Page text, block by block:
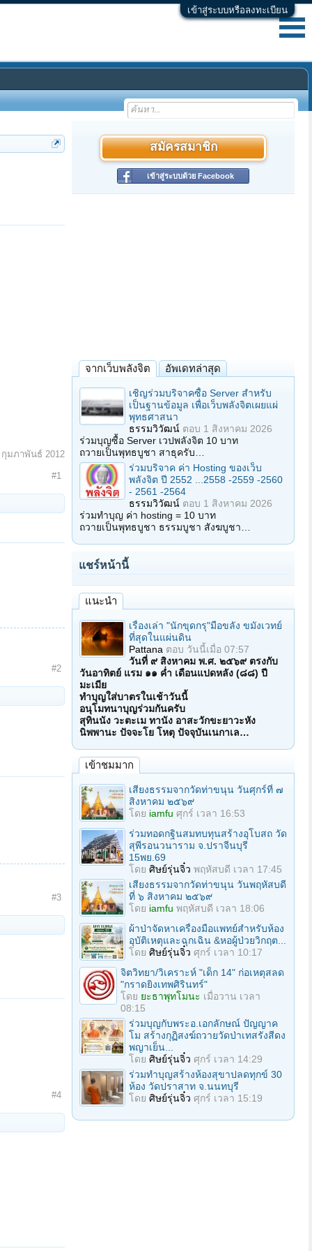
เข้าสู่ระบบหรือลงทะเบียน
กุมภาพันธ์ 2012
#1
#2
#3
#4
สมัครสมาชิก
เข้าสู่ระบบด้วย Facebook
จากเว็บพลังจิต อัพเดทล่าสุด
เชิญร่วมบริจาคซื้อ Server สำหรับ
เป็นฐานข้อมูล เพื่อเว็บพลังจิตเผยแผ่
พุทธศาสนา
ธรรมวิวัฒน์ ตอบ 1 สิงหาคม 2026
ร่วมบุญซื้อ Server เวปพลังจิต 10 บาท
ถวายเป็นพุทธบูชา สาธุครับ…
ร่วมบริจาค ค่า Hosting ของเว็บ
พลังจิต ปี 2552 ...2558 -2559 -2560
- 2561 -2564
ธรรมวิวัฒน์ ตอบ 1 สิงหาคม 2026
ร่วมทำบุญ ค่า hosting = 10 บาท
ถวายเป็นพุทธบูชา ธรรมบูชา สังฆบูชา…
แชร์หน้านี้
แนะนำ
เรื่องเล่า "นักขุดกรุ"มือขลัง ขมังเวทย์
ที่สุดในแผ่นดิน
Pattana ตอบ วันนี้เมื่อ 07:57
วันที่ ๙ สิงหาคม พ.ศ. ๒๕๖๙ ตรงกับ
วันอาทิตย์ แรม ๑๑ ค่ำ เดือนแปดหลัง (๘๘) ปี
มะเมีย
ทำบุญใส่บาตรในเช้าวันนี้
อนุโมทนาบุญร่วมกันครับ
สุทินนัง วะตะเม ทานัง อาสะวักขะยาวะหัง
นิพพานะ ปัจจะโย โหตุ ปัจจุบันเนกาเล…
เข้าชมมาก
เสียงธรรมจากวัดท่าขนุน วันศุกร์ที่ ๗
สิงหาคม ๒๕๖๙
โดย iamfu ศุกร์ เวลา 16:53
ร่วมทอดกฐินสมทบทุนสร้างอุโบสถ วัด
สุพีรอนวนาราม จ.ปราจีนบุรี
15พย.69
โดย ศิษย์รุ่นจิ๋ว พฤหัสบดี เวลา 17:45
เสียงธรรมจากวัดท่าขนุน วันพฤหัสบดี
ที่ ๖ สิงหาคม ๒๕๖๙
โดย iamfu พฤหัสบดี เวลา 18:06
ผ้าป่าจัดหาเครื่องมือแพทย์สำหรับห้อง
อุบัติเหตุและฉุกเฉิน &หอผู้ป่วยวิกฤต...
โดย ศิษย์รุ่นจิ๋ว ศุกร์ เวลา 10:17
จิตวิทยา/วิเคราะห์ "เด็ก 14" ก่อเหตุสลด
"กราดยิงเทพศิรินทร์"
โดย ยะธาพุทโมนะ เมื่อวาน เวลา
08:15
ร่วมบุญกับพระอ.เอกลักษณ์ ปัญญาค
โม สร้างกุฏิสงฆ์ถวายวัดป่าเทสรังสีดง
พญาเย็น...
โดย ศิษย์รุ่นจิ๋ว ศุกร์ เวลา 14:29
ร่วมทําบุญสร้างห้องสุขาปลดทุกข์ 30
ห้อง วัดปราสาท จ.นนทบุรี
โดย ศิษย์รุ่นจิ๋ว ศุกร์ เวลา 15:19